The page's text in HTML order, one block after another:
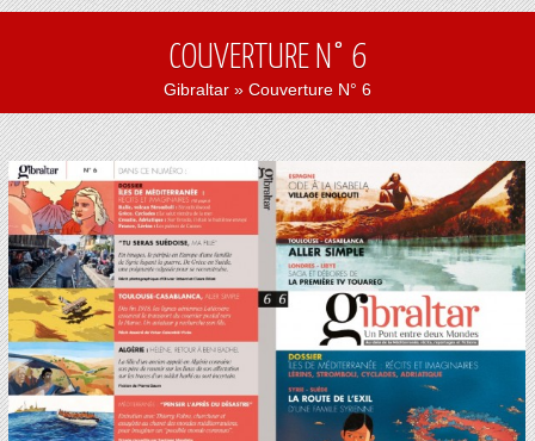
COUVERTURE N° 6
Gibraltar » Couverture N° 6